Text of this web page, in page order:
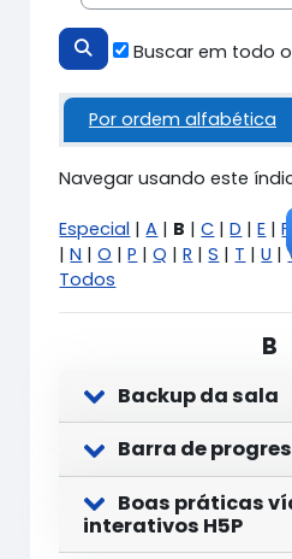
Buscar em todo
Por ordem alfabética
Navegar usando este
Especial |A | B |C |D |E |F
|N |O |P |Q |R |S | T |U |
Todos
B
Backup da sala
Barra de
Boas práticas
interativos H5P